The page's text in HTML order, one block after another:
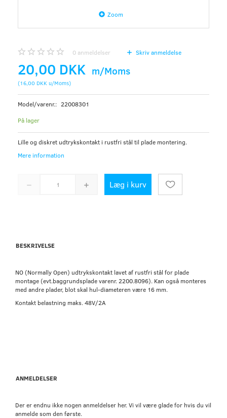
Zoom
0 anmeldelser Skriv anmeldelse
20,00 DKK m/Moms
(16,00 DKK u/Moms)
Model/varenr.: 22008301
På lager
Lille og diskret udtrykskontakt i rustfri stål til plade montering.
Mere information
Læg i kurv
BESKRIVELSE
NO (Normally Open) udtrykskontakt lavet af rustfri stål for plade
montage (evt.baggrundsplade varenr. 2200.8096). Kan også monteres
med andre plader, blot skal hul-diameteren være 16 mm.
Kontakt belastning maks. 48V/2A
ANMELDELSER
Der er endnu ikke nogen anmeldelser her. Vi vil være glade for hvis du vil
anmelde som den første.